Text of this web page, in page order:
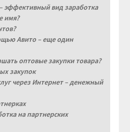
эффективный вид заработка
имя?
Авито – еще один
оптовые закупки товара?
закупок
через Интернет – денежный
на партнерских